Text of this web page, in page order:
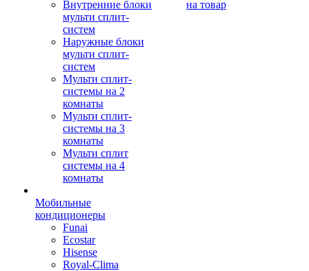
Внутренние блоки
мульти сплит-
систем
Наружные блоки
мульти сплит-
систем
Мульти сплит-
системы на 2
комнаты
Мульти сплит-
системы на 3
комнаты
Мульти сплит
системы на 4
комнаты
Мобильные
кондиционеры
Funai
Ecostar
Hisense
Royal-Clima
на товар